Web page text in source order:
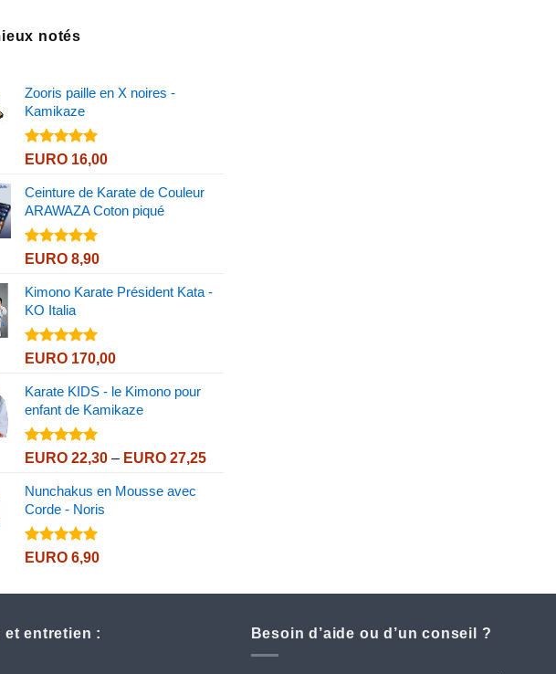
notés
Zooris paille en X noires -
Kamikaze
Note5.00
EURO 16,00
Ceinture de Karate de Couleur
ARAWAZA Coton piqué
Note5.00
EURO 8,90
Kimono Karate Président Kata -
KO Italia
Note5.00
EURO 170,00
Karate KIDS - le Kimono pour
enfant de Kamikaze
Note5.00
EURO 22,30 – EURO 27,25Price
Nunchakus en Mousse avec
Corde - Noris
Note5.00
EURO 6,90
et entretien : Besoin d’aide ou d’un conseil ?